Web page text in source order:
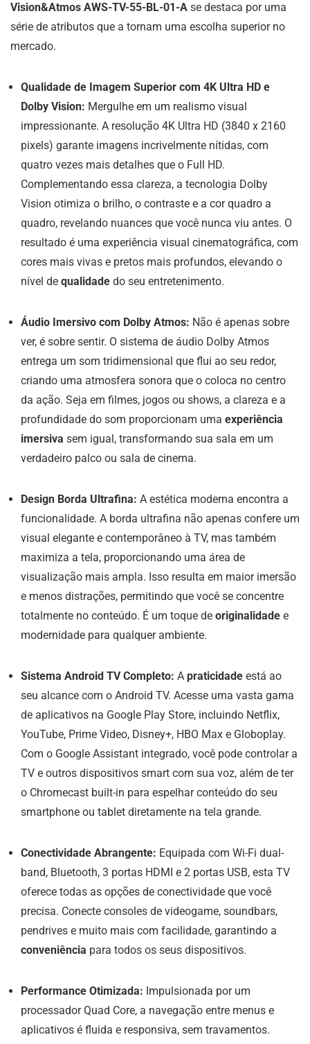
Vision&Atmos AWS-TV-55-BL-01-A se destaca por uma
série de atributos que a tornam uma escolha superior no
mercado.
Qualidade de Imagem Superior com 4K Ultra HD e
Dolby Vision: Mergulhe em um realismo visual
impressionante. A resolução 4K Ultra HD (3840 x 2160
pixels) garante imagens incrivelmente nítidas, com
quatro vezes mais detalhes que o Full HD.
Complementando essa clareza, a tecnologia Dolby
Vision otimiza o brilho, o contraste e a cor quadro a
quadro, revelando nuances que você nunca viu antes. O
resultado é uma experiência visual cinematográfica, com
cores mais vivas e pretos mais profundos, elevando o
nível de qualidade do seu entretenimento.
Áudio Imersivo com Dolby Atmos: Não é apenas sobre
ver, é sobre sentir. O sistema de áudio Dolby Atmos
entrega um som tridimensional que flui ao seu redor,
criando uma atmosfera sonora que o coloca no centro
da ação. Seja em filmes, jogos ou shows, a clareza e a
profundidade do som proporcionam uma experiência
imersiva sem igual, transformando sua sala em um
verdadeiro palco ou sala de cinema.
Design Borda Ultrafina: A estética moderna encontra a
funcionalidade. A borda ultrafina não apenas confere um
visual elegante e contemporâneo à TV, mas também
maximiza a tela, proporcionando uma área de
visualização mais ampla. Isso resulta em maior imersão
e menos distrações, permitindo que você se concentre
totalmente no conteúdo. É um toque de originalidade e
modernidade para qualquer ambiente.
Sistema Android TV Completo: A praticidade está ao
seu alcance com o Android TV. Acesse uma vasta gama
de aplicativos na Google Play Store, incluindo Netflix,
YouTube, Prime Video, Disney+, HBO Max e Globoplay.
Com o Google Assistant integrado, você pode controlar a
TV e outros dispositivos smart com sua voz, além de ter
o Chromecast built-in para espelhar conteúdo do seu
smartphone ou tablet diretamente na tela grande.
Conectividade Abrangente: Equipada com Wi-Fi dual-
band, Bluetooth, 3 portas HDMI e 2 portas USB, esta TV
oferece todas as opções de conectividade que você
precisa. Conecte consoles de videogame, soundbars,
pendrives e muito mais com facilidade, garantindo a
conveniência para todos os seus dispositivos.
Performance Otimizada: Impulsionada por um
processador Quad Core, a navegação entre menus e
aplicativos é fluida e responsiva, sem travamentos.